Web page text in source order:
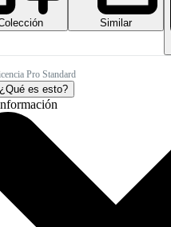
Similar
Pro Standard
¿Qué es esto?